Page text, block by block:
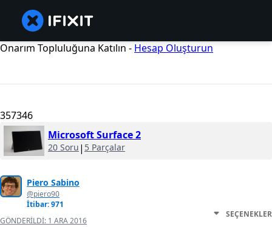
Onarım Topluluğuna Katılın - Hesap Oluşturun
357346
Microsoft Surface 2
20 Soru | 5 Parçalar
Piero Sabino
@piero90
İtibar: 971
GÖNDERILDI: 1 ARA 2016
SEÇENEKLER